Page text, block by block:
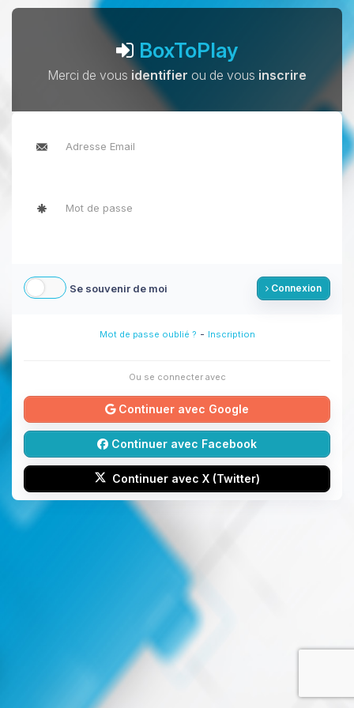
BoxToPlay
Merci de vous identifier ou de vous inscrire
Se souvenir de moi Connexion
Mot de passe oublié ? - Inscription
Ou se connecter avec
Continuer avec Google
Continuer avec Facebook
Continuer avec X (Twitter)